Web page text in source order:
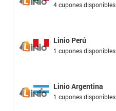
4 cupones disponibles
Linio Perú
1 cupones disponibles
Linio Argentina
1 cupones disponibles